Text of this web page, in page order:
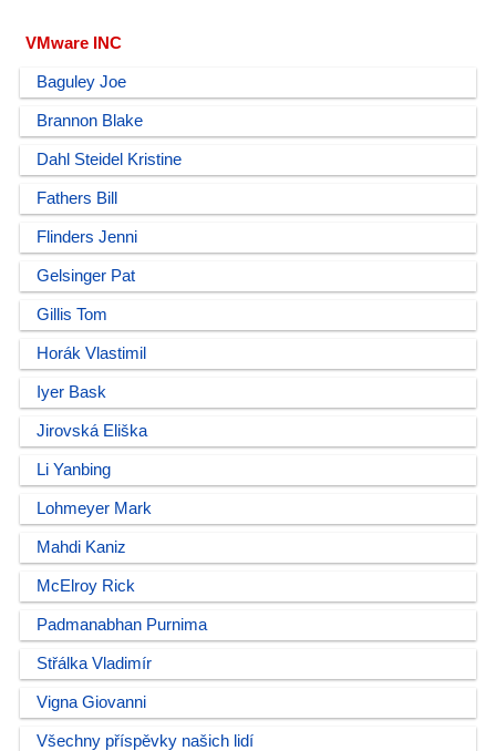
VMware INC
Baguley Joe
Brannon Blake
Dahl Steidel Kristine
Fathers Bill
Flinders Jenni
Gelsinger Pat
Gillis Tom
Horák Vlastimil
Iyer Bask
Jirovská Eliška
Li Yanbing
Lohmeyer Mark
Mahdi Kaniz
McElroy Rick
Padmanabhan Purnima
Střálka Vladimír
Vigna Giovanni
Všechny příspěvky našich lidí